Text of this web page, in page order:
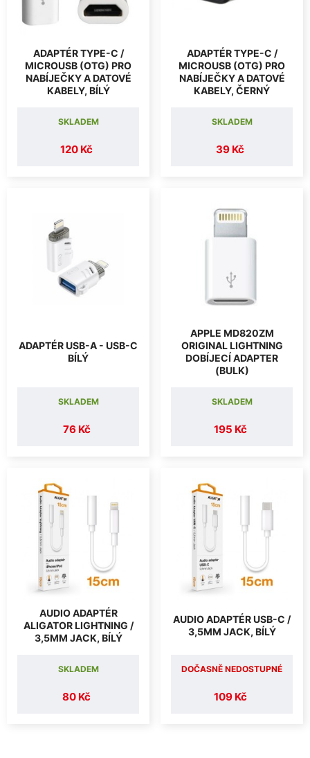
ADAPTÉR TYPE-C /
MICROUSB (OTG) PRO
NABÍJEČKY A DATOVÉ
KABELY, BÍLÝ
120 Kč
SKLADEM
ADAPTÉR TYPE-C /
MICROUSB (OTG) PRO
NABÍJEČKY A DATOVÉ
KABELY, ČERNÝ
39 Kč
SKLADEM
ADAPTÉR USB-A - USB-C
BÍLÝ
76 Kč
SKLADEM
APPLE MD820ZM
ORIGINAL LIGHTNING
DOBÍJECÍ ADAPTER
(BULK)
195 Kč
SKLADEM
AUDIO ADAPTÉR
ALIGATOR LIGHTNING /
3,5MM JACK, BÍLÝ
80 Kč
SKLADEM
AUDIO ADAPTÉR USB-C /
3,5MM JACK, BÍLÝ
109 Kč
DOČASNĚ NEDOSTUPNÉ